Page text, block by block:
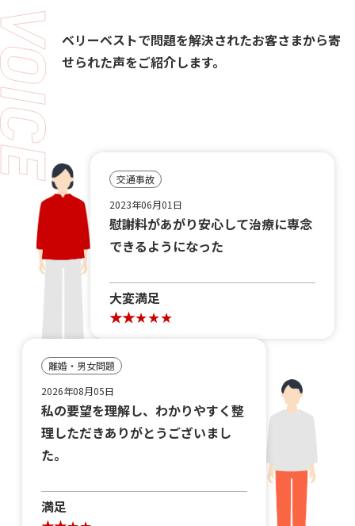
ベリーベストで問題を解決されたお客さまから寄
せられた声をご紹介します。
交通事故
2023年06月01日
慰謝料があがり安心して治療に専念
できるようになった
大変満足
離婚・男女問題
2026年08月05日
私の要望を理解し、わかりやすく整
理しただきありがとうございまし
た。
満足